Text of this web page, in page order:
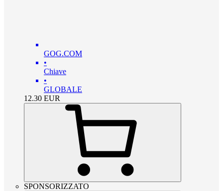
GOG.COM
•
Chiave
•
GLOBALE
12.30 EUR
SPONSORIZZATO